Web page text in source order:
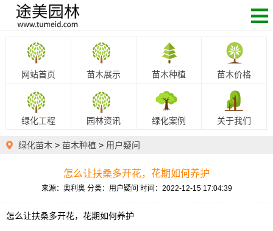
网站首页 苗木展示 苗木种植 苗木价格
绿化工程 园林资讯 绿化案例 关于我们
绿化苗木 > 苗木种植 > 用户疑问
怎么让扶桑多开花，花期如何养护
来源：奥利奥 分类：用户疑问 时间：2022-12-15 17:04:39
怎么让扶桑多开花，花期如何养护